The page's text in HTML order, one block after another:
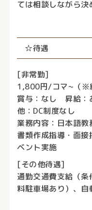
ては相談しながら決
☆待遇
[非常勤]
1,800円/コマ~（※
賞与：なし 昇給：
他：DC制度なし
業務内容：日本語
書類作成指導・面
ベント実施
[その他待遇]
通勤交通費支給（
料駐車場あり）、自